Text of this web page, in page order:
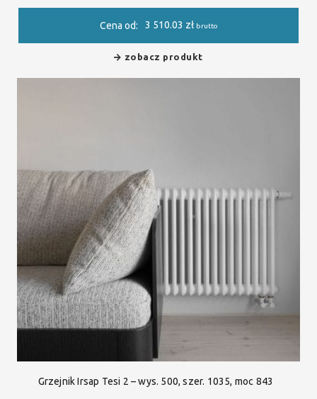
Cena od: 3 510.03 zł brutto
zobacz produkt
Grzejnik Irsap Tesi 2 – wys. 500, szer. 1035, moc 843